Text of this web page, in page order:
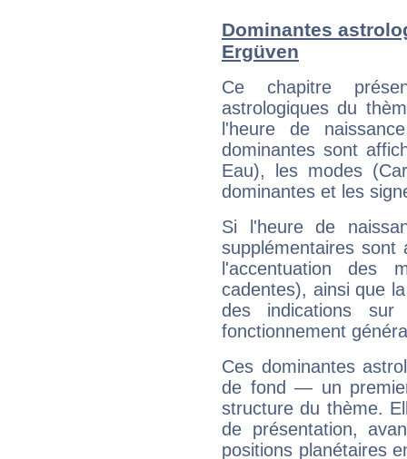
Dominantes
Ergüven
Ce chapitre
astrologiques du
l'heure de
dominantes sont
Eau), les modes
dominantes et les
Si l'heure de
supplémentaires sont
l'accentuation des
cadentes), ainsi que
des indications sur
fonctionnement
Ces dominantes
de fond — un
structure du thème.
de présentation,
positions planétaires